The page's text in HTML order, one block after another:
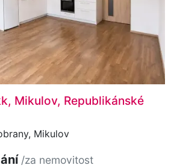
Mikulov, Republikánské
Mikulov
/za nemovitost